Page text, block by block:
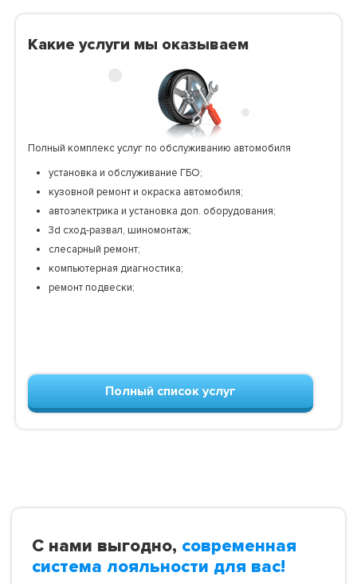
Какие услуги мы оказываем
Полный комплекс услуг по обслуживанию автомобиля
установка и обслуживание ГБО;
кузовной ремонт и окраска автомобиля;
автоэлектрика и установка доп. оборудования;
3d сход-развал, шиномонтаж;
слесарный ремонт;
компьютерная диагностика;
ремонт подвески;
Полный список услуг
С нами выгодно, современная
система лояльности для вас!